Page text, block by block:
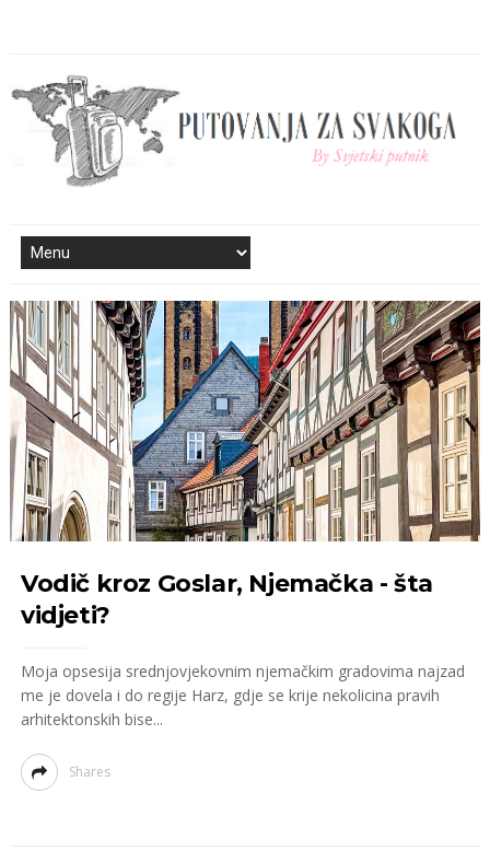
Vodič kroz Goslar, Njemačka - šta
vidjeti?
Moja opsesija srednjovjekovnim njemačkim gradovima najzad
me je dovela i do regije Harz, gdje se krije nekolicina pravih
arhitektonskih bise...
Shares